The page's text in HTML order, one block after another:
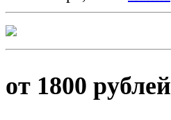
от 1800 рублей